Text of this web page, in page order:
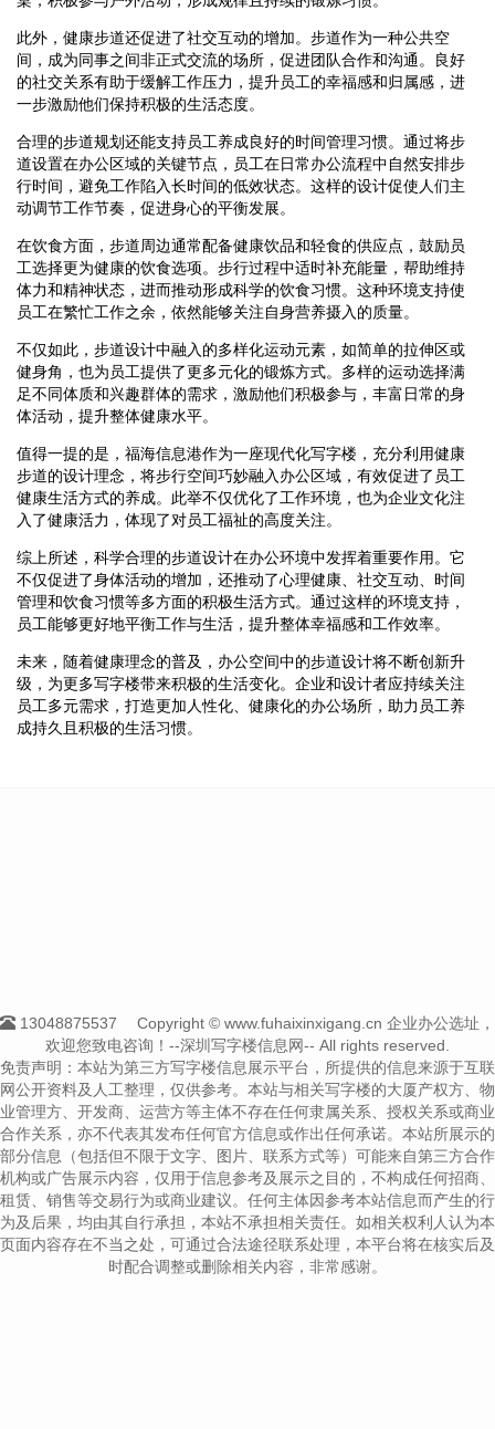
此外，健康步道还促进了社交互动的增加。步道作为一种公共空
间，成为同事之间非正式交流的场所，促进团队合作和沟通。良好
的社交关系有助于缓解工作压力，提升员工的幸福感和归属感，进
一步激励他们保持积极的生活态度。
合理的步道规划还能支持员工养成良好的时间管理习惯。通过将步
道设置在办公区域的关键节点，员工在日常办公流程中自然安排步
行时间，避免工作陷入长时间的低效状态。这样的设计促使人们主
动调节工作节奏，促进身心的平衡发展。
在饮食方面，步道周边通常配备健康饮品和轻食的供应点，鼓励员
工选择更为健康的饮食选项。步行过程中适时补充能量，帮助维持
体力和精神状态，进而推动形成科学的饮食习惯。这种环境支持使
员工在繁忙工作之余，依然能够关注自身营养摄入的质量。
不仅如此，步道设计中融入的多样化运动元素，如简单的拉伸区或
健身角，也为员工提供了更多元化的锻炼方式。多样的运动选择满
足不同体质和兴趣群体的需求，激励他们积极参与，丰富日常的身
体活动，提升整体健康水平。
值得一提的是，福海信息港作为一座现代化写字楼，充分利用健康
步道的设计理念，将步行空间巧妙融入办公区域，有效促进了员工
健康生活方式的养成。此举不仅优化了工作环境，也为企业文化注
入了健康活力，体现了对员工福祉的高度关注。
综上所述，科学合理的步道设计在办公环境中发挥着重要作用。它
不仅促进了身体活动的增加，还推动了心理健康、社交互动、时间
管理和饮食习惯等多方面的积极生活方式。通过这样的环境支持，
员工能够更好地平衡工作与生活，提升整体幸福感和工作效率。
未来，随着健康理念的普及，办公空间中的步道设计将不断创新升
级，为更多写字楼带来积极的生活变化。企业和设计者应持续关注
员工多元需求，打造更加人性化、健康化的办公场所，助力员工养
成持久且积极的生活习惯。
13048875537
Copyright © www.fuhaixinxigang.cn 企业办公选址，
欢迎您致电咨询！--深圳写字楼信息网-- All rights reserved.
免责声明：本站为第三方写字楼信息展示平台，所提供的信息来源于互联
网公开资料及人工整理，仅供参考。本站与相关写字楼的大厦产权方、物
业管理方、开发商、运营方等主体不存在任何隶属关系、授权关系或商业
合作关系，亦不代表其发布任何官方信息或作出任何承诺。本站所展示的
部分信息（包括但不限于文字、图片、联系方式等）可能来自第三方合作
机构或广告展示内容，仅用于信息参考及展示之目的，不构成任何招商、
租赁、销售等交易行为或商业建议。任何主体因参考本站信息而产生的行
为及后果，均由其自行承担，本站不承担相关责任。如相关权利人认为本
页面内容存在不当之处，可通过合法途径联系处理，本平台将在核实后及
时配合调整或删除相关内容，非常感谢。